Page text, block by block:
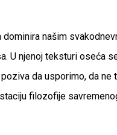
dominira našim
U njenoj teksturi oseća
da usporimo, da
filozofije